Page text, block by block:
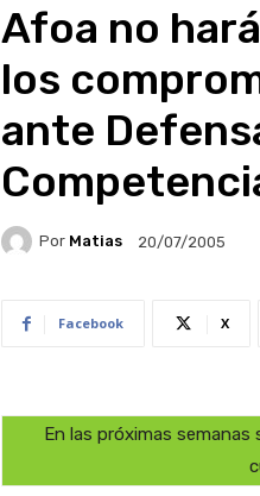
Afoa no
los
ante
Por Matias 20/07/2005
Facebook X
En las próximas semanas